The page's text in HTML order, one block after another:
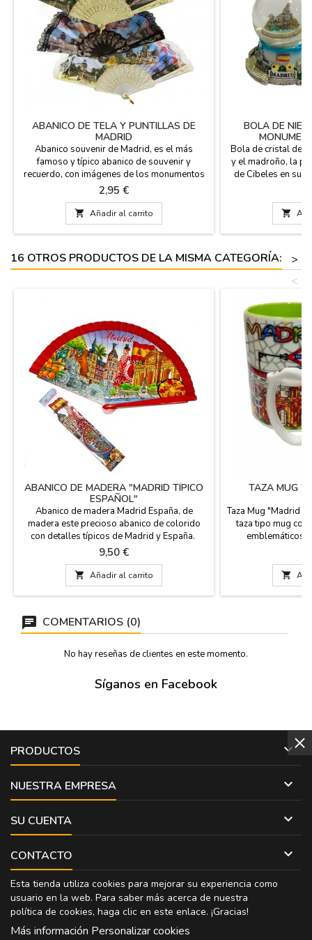
ABANICO DE TELA Y PUNTILLAS DE
MADRID
Abanico souvenir de Madrid, es el más
famoso y típico abanico de souvenir y
recuerdo, con imágenes de los monumentos
típicos de Madrid. Fabricado en tela con
puntillas y plástico. Disponibles en varios
colores, blanco, marfil y marrón. Puedes
llevarlo en el cuelga abanico muy practico
para no perderlo. Medidas: Pequeño 13 cm
Precio
2,95 €
 Añadir al carrito
BOLA DE
Bola de cristal de
y el madroño, la
de Cibeles en su
paso por Madrid.
de diámetro x 6
diámetro (base)

16 OTROS PRODUCTOS DE LA MISMA CATEGORÍA:
>
<
ABANICO DE MADERA "MADRID TÍPICO
ESPAÑOL"
Abanico de madera Madrid España, de
madera este precioso abanico de colorido
con detalles típicos de Madrid y España.
Puedes llevarlo en el cuelga abanico muy
práctico para no perderlo. Incluye caja de
cartón de regalo. Medidas: 23 cm
Precio
9,50 €
 Añadir al carrito
TAZA MUG
Taza Mug "Madrid
taza tipo mug con
emblemáticos
interior. Apto
Capacidad 300
8.5 cm

COMENTARIOS (0)
No hay reseñas de clientes en este momento.
Síganos en Facebook
PRODUCTOS 
NUESTRA EMPRESA 
SU CUENTA 
CONTACTO 
Esta tienda utiliza cookies para mejorar su experiencia como
usuario en la web. Para saber más acerca de nuestra
política de cookies, haga clic en este enlace. ¡Gracias!
Más información Personalizar cookies